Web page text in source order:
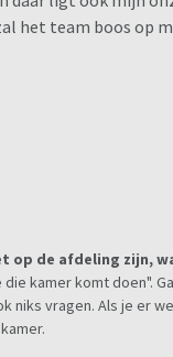
het team boos op
op de afdeling zijn,
kamer komt doen".
niks vragen. Als je er